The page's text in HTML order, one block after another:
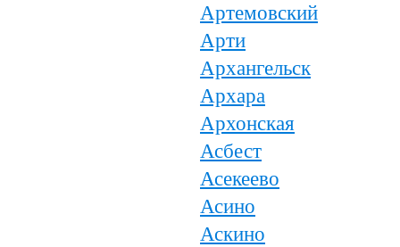
Артемовский
Арти
Архангельск
Архара
Архонская
Асбест
Асекеево
Асино
Аскино